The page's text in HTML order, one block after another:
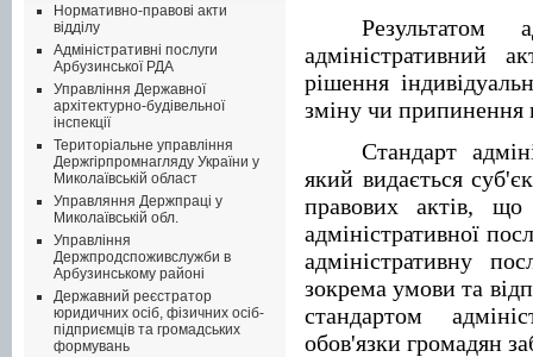
Нормативно-правові акти
відділу
Адміністративні послуги
Арбузинської РДА
Управління Державної
архітектурно-будівельної
інспекції
Територіальне управління
Держгірпромнагляду України у
Миколаївській област
Управляння Держпраці у
Миколаївській обл.
Управління
Держпродспоживслужби в
Арбузинському районі
Державний реєстратор
юридичних осіб, фізичних осіб-
підприємців та громадських
формувань
Результатом
адміністративний
рішення
зміну чи припинення
Стандарт
який видається
правових актів, що
адміністративної
адміністративну
зокрема умови та
стандартом
обов'язки громадян